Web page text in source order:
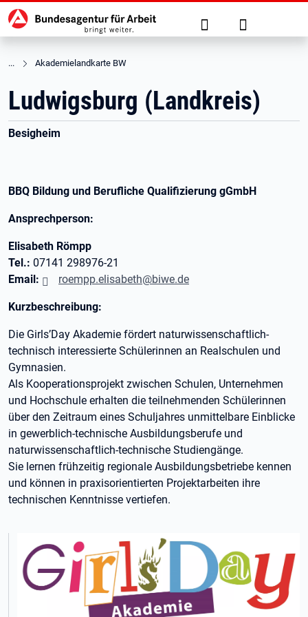
zu den Hauptinhalten springen
Hauptnavigation Suche Anmelden
Akademielandkarte BW
Ludwigsburg (Landkreis)
Besigheim
BBQ Bildung und Berufliche Qualifizierung gGmbH
Ansprechperson:
Elisabeth Römpp
Tel.: 07141 298976-21
Email:
roempp.elisabeth@biwe.de
Kurzbeschreibung:
Die Girls’Day Akademie fördert naturwissenschaftlich-
technisch interessierte Schülerinnen an Realschulen und
Gymnasien.
Als Kooperationsprojekt zwischen Schulen, Unternehmen
und Hochschule erhalten die teilnehmenden Schülerinnen
über den Zeitraum eines Schuljahres unmittelbare Einblicke
in gewerblich-technische Ausbildungsberufe und
naturwissenschaftlich-technische Studiengänge.
Sie lernen frühzeitig regionale Ausbildungsbetriebe kennen
und können in praxisorientierten Projektarbeiten ihre
technischen Kenntnisse vertiefen.